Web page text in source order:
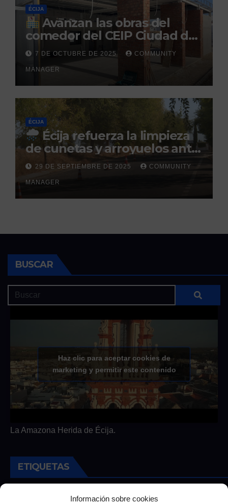
Información sobre cookies
ÉCIJA
Avanzan las obras del
comedor del CEIP Ciudad del
Sol: su finalización está
prevista para finales de 2025
7 DE OCTUBRE DE 2025 COMMUNITY
MANAGER
ÉCIJA
Écija refuerza la limpieza
de cunetas y arroyuelos ante
la llegada de las lluvias
otoñales
29 DE SEPTIEMBRE DE 2025 COMMUNITY
MANAGER
BUSCAR
Haz clic para aceptar cookies de
marketing y permitir este contenido
La Amazona Herida de Écija.
ETIQUETAS
Andalucía Cultura Deportes